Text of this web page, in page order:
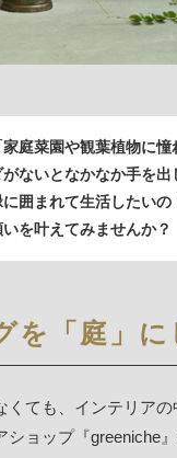
家庭菜園や観葉植物に
がないとなかなか手を
に囲まれて生活したい
いを叶えてみませんか？
「庭」に
ても、インテリア
ョップ『greeniche』